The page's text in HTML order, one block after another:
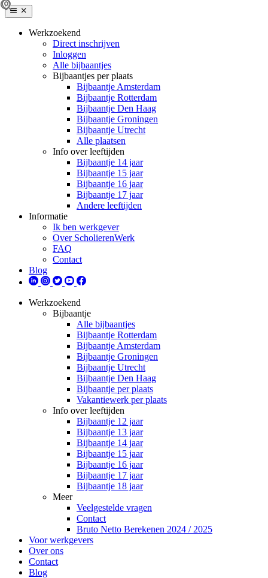
Werkzoekend
Direct inschrijven
Inloggen
Alle bijbaantjes
Bijbaantjes per plaats
Bijbaantje Amsterdam
Bijbaantje Rotterdam
Bijbaantje Den Haag
Bijbaantje Groningen
Bijbaantje Utrecht
Alle plaatsen
Info over leeftijden
Bijbaantje 14 jaar
Bijbaantje 15 jaar
Bijbaantje 16 jaar
Bijbaantje 17 jaar
Andere leeftijden
Informatie
Ik ben werkgever
Over ScholierenWerk
FAQ
Contact
Blog
Werkzoekend
Bijbaantje
Alle bijbaantjes
Bijbaantje Rotterdam
Bijbaantje Amsterdam
Bijbaantje Groningen
Bijbaantje Utrecht
Bijbaantje Den Haag
Bijbaantje per plaats
Vakantiewerk per plaats
Info over leeftijden
Bijbaantje 12 jaar
Bijbaantje 13 jaar
Bijbaantje 14 jaar
Bijbaantje 15 jaar
Bijbaantje 16 jaar
Bijbaantje 17 jaar
Bijbaantje 18 jaar
Meer
Veelgestelde vragen
Contact
Bruto Netto Berekenen 2024 / 2025
Voor werkgevers
Over ons
Contact
Blog